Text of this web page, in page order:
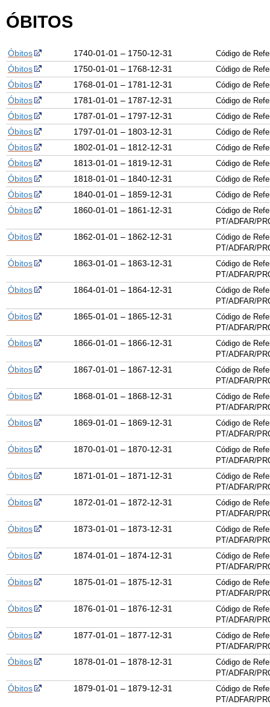
ÓBITOS
Óbitos 1740-01-01 – 1750-12-31 Código de
Óbitos 1750-01-01 – 1768-12-31 Código de
Óbitos 1768-01-01 – 1781-12-31 Código de
Óbitos 1781-01-01 – 1787-12-31 Código de
Óbitos 1787-01-01 – 1797-12-31 Código de
Óbitos 1797-01-01 – 1803-12-31 Código de
Óbitos 1802-01-01 – 1812-12-31 Código de
Óbitos 1813-01-01 – 1819-12-31 Código de
Óbitos 1818-01-01 – 1840-12-31 Código de
Óbitos 1840-01-01 – 1859-12-31 Código de
Óbitos 1860-01-01 – 1861-12-31
Código de
PT/ADFAR/
Óbitos 1862-01-01 – 1862-12-31
Código de
PT/ADFAR/
Óbitos 1863-01-01 – 1863-12-31
Código de
PT/ADFAR/
Óbitos 1864-01-01 – 1864-12-31
Código de
PT/ADFAR/
Óbitos 1865-01-01 – 1865-12-31
Código de
PT/ADFAR/
Óbitos 1866-01-01 – 1866-12-31
Código de
PT/ADFAR/
Óbitos 1867-01-01 – 1867-12-31
Código de
PT/ADFAR/
Óbitos 1868-01-01 – 1868-12-31
Código de
PT/ADFAR/
Óbitos 1869-01-01 – 1869-12-31
Código de
PT/ADFAR/
Óbitos 1870-01-01 – 1870-12-31
Código de
PT/ADFAR/
Óbitos 1871-01-01 – 1871-12-31
Código de
PT/ADFAR/
Óbitos 1872-01-01 – 1872-12-31
Código de
PT/ADFAR/
Óbitos 1873-01-01 – 1873-12-31
Código de
PT/ADFAR/
Óbitos 1874-01-01 – 1874-12-31
Código de
PT/ADFAR/
Óbitos 1875-01-01 – 1875-12-31
Código de
PT/ADFAR/
Óbitos 1876-01-01 – 1876-12-31
Código de
PT/ADFAR/
Óbitos 1877-01-01 – 1877-12-31
Código de
PT/ADFAR/
Óbitos 1878-01-01 – 1878-12-31
Código de
PT/ADFAR/
Óbitos 1879-01-01 – 1879-12-31
Código de
PT/ADFAR/